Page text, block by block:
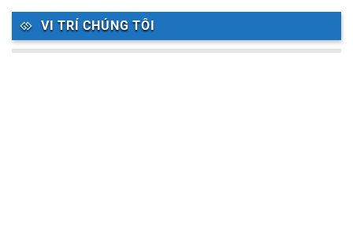
VI TRÍ CHÚNG TÔI